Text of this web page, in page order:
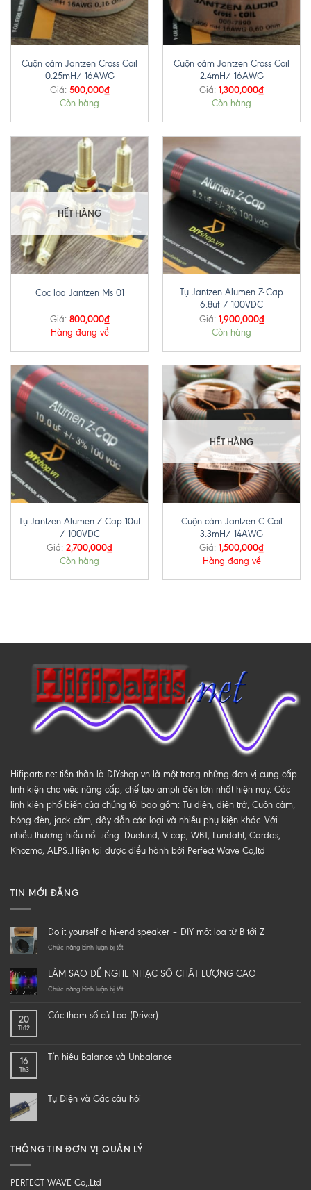
Cuộn cảm Jantzen Cross Coil
0.25mH/ 16AWG
Giá: 500,000₫
Còn hàng
Cuộn cảm Jantzen Cross Coil
2.4mH/ 16AWG
Giá: 1,300,000₫
Còn hàng
HẾT HÀNG
Cọc loa Jantzen Ms 01
Giá: 800,000₫
Hàng đang về
Tụ Jantzen Alumen Z-Cap
6.8uf / 100VDC
Giá: 1,900,000₫
Còn hàng
Tụ Jantzen Alumen Z-Cap 10uf
/ 100VDC
Giá: 2,700,000₫
Còn hàng
HẾT HÀNG
Cuộn cảm Jantzen C Coil
3.3mH/ 14AWG
Giá: 1,500,000₫
Hàng đang về
Hifiparts.net tiền thân là DIYshop.vn là một trong những đơn vị cung cấp
linh kiện cho việc nâng cấp, chế tạo ampli đèn lớn nhất hiện nay. Các
linh kiện phổ biến của chúng tôi bao gồm: Tụ điện, điện trở, Cuộn cảm,
bóng đèn, jack cắm, dây dẫn các loại và nhiều phụ kiện khác..Với
nhiều thương hiểu nổi tiếng: Duelund, V-cap, WBT, Lundahl, Cardas,
Khozmo, ALPS..Hiện tại được điều hành bởi Perfect Wave Co,ltd
TIN MỚI ĐĂNG
Do it yourself a hi-end speaker – DIY một loa từ B tới Z
Chức năng bình luận bị tắtở
yourself
a
speaker
loa
Z
LÀM SAO ĐỂ NGHE NHẠC SỐ CHẤT LƯỢNG CAO
Chức năng bình luận bị tắtở
ĐỂ
CHẤT
20
Th12
Các tham số củ Loa (Driver)
16
Th3
Tín hiệu Balance và Unbalance
Tụ Điện và Các câu hỏi
THÔNG TIN ĐƠN VỊ QUẢN LÝ
PERFECT WAVE Co,.Ltd